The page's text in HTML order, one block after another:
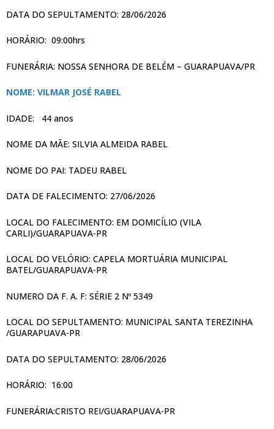
DATA DO SEPULTAMENTO: 28/06/2026
HORÁRIO: 09:00hrs
FUNERÁRIA: NOSSA SENHORA DE BELÉM – GUARAPUAVA/PR
NOME: VILMAR JOSÉ RABEL
IDADE: 44 anos
NOME DA MÃE: SILVIA ALMEIDA RABEL
NOME DO PAI: TADEU RABEL
DATA DE FALECIMENTO: 27/06/2026
LOCAL DO FALECIMENTO: EM DOMICÍLIO (VILA
CARLI)/GUARAPUAVA-PR
LOCAL DO VELÓRIO: CAPELA MORTUÁRIA MUNICIPAL
BATEL/GUARAPUAVA-PR
NUMERO DA F. A. F: SÉRIE 2 Nº 5349
LOCAL DO SEPULTAMENTO: MUNICIPAL SANTA TEREZINHA
/GUARAPUAVA-PR
DATA DO SEPULTAMENTO: 28/06/2026
HORÁRIO: 16:00
FUNERÁRIA:CRISTO REI/GUARAPUAVA-PR